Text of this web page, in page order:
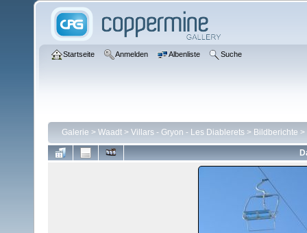
Startseite Anmelden Albenliste Suche
Galerie > Waadt > Villars - Gryon - Les Diablerets > Bildberichte >